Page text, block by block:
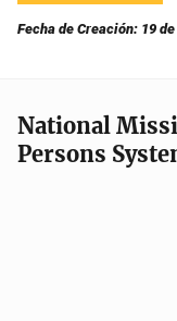
Fecha de Creación: 19
National
Persons